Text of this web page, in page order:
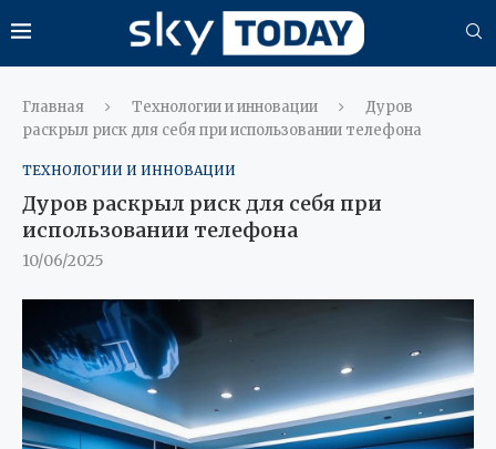
Главная Технологии и инновации
Дуров
раскрыл риск для себя при использовании телефона
ТЕХНОЛОГИИ И ИННОВАЦИИ
Дуров раскрыл риск для себя при
использовании телефона
10/06/2025